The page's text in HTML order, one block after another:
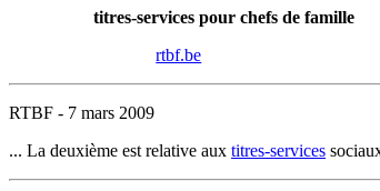
titres-services pour chefs de famille
rtbf.be
RTBF - 7 mars 2009
... La deuxième est relative aux titres-services